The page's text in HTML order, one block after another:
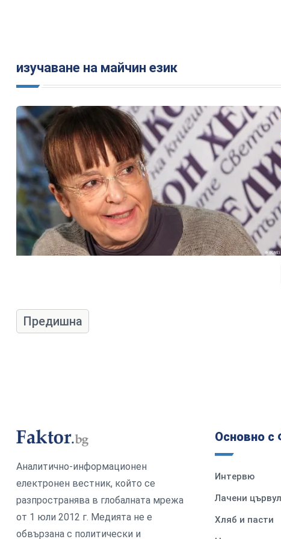
изучаване на майчин език
Предишна
Аналитично-информационен
електронен вестник, който се
разпространява в глобалната мрежа
от 1 юли 2012 г. Медията не е
обвързана с политически и
Основно с
Интервю
Лачени
Хляб и пасти